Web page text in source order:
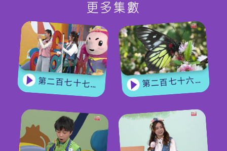
更多集數
第二百七十七集 - 【玩轉星期五】 蝴蝶變變變 第二百七十六集 - 【嘉賓來了】 蝴蝶專家